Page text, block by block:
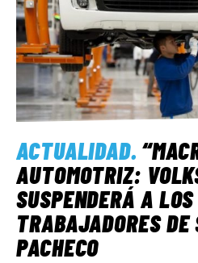
ACTUALIDAD.
AUTOMOTRIZ:
SUSPENDERÁ A
TRABAJADORES
PACHECO